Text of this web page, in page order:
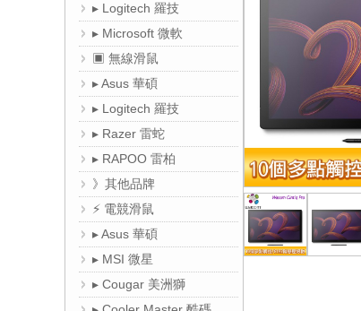
▸ Logitech 羅技
▸ Microsoft 微軟
▣ 無線滑鼠
▸ Asus 華碩
▸ Logitech 羅技
▸ Razer 雷蛇
▸ RAPOO 雷柏
》其他品牌
⚡ 電競滑鼠
▸ Asus 華碩
▸ MSI 微星
▸ Cougar 美洲獅